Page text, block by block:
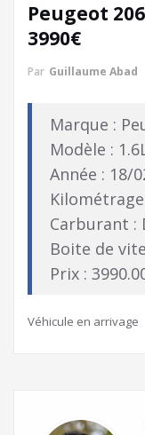
Peugeot
3990€
Par Guillaume Abad
Marque :
Modèle :
Année : 18/
Carburant :
Boite de
Prix :
Véhicule en arrivage